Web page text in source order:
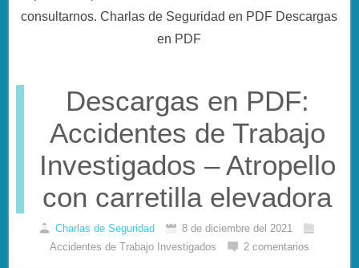
consultarnos. Charlas de Seguridad en PDF Descargas
en PDF
Descargas en PDF:
Accidentes de Trabajo
Investigados – Atropello
con carretilla elevadora
Charlas de Seguridad
8 de diciembre del 2021
Accidentes de Trabajo Investigados
2 comentarios